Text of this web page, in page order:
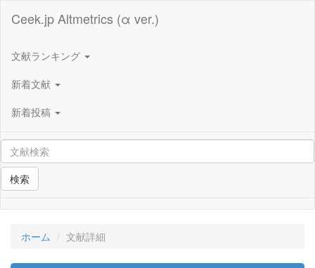
Ceek.jp Altmetrics (α ver.)
文献ランキング
新着文献
新着投稿
検索
ホーム 文献詳細